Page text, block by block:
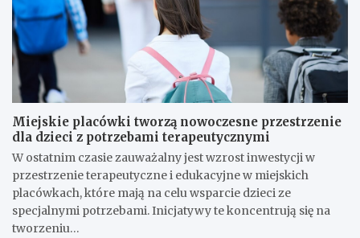
Miejskie placówki tworzą nowoczesne przestrzenie
dla dzieci z potrzebami terapeutycznymi
W ostatnim czasie zauważalny jest wzrost inwestycji w
przestrzenie terapeutyczne i edukacyjne w miejskich
placówkach, które mają na celu wsparcie dzieci ze
specjalnymi potrzebami. Inicjatywy te koncentrują się na
tworzeniu…